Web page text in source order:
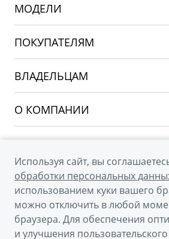
МОДЕЛИ
CITYRAY
ATLAS
OKAVANGO
MONJARO
Архивные модели
ПОКУПАТЕЛЯМ
ВЛАДЕЛЬЦАМ
О КОМПАНИИ
Новости
Наша команда
Правовая информация
Мы в соцсетях
Используя сайт, вы
обработки персональных
использованием куки вашего
можно отключить в любой
браузера. Для обеспечения
и улучшения